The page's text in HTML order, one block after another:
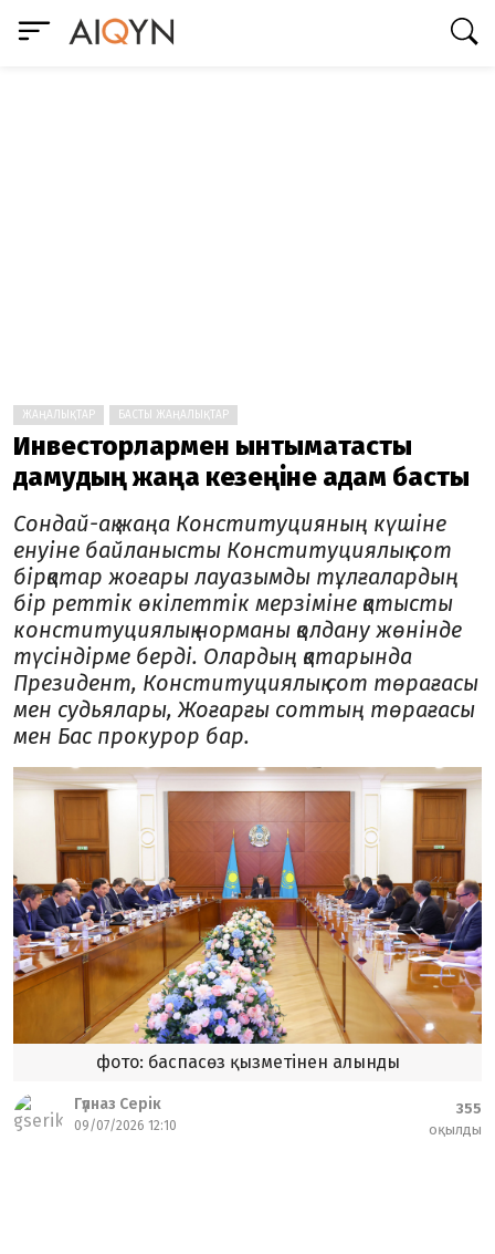
ЖАҢАЛЫҚТАР БАСТЫ ЖАҢАЛЫҚТАР
Инвесторлармен ынтымақтастық
дамудың жаңа кезеңіне қадам басты
Сондай-ақ жаңа Конституцияның күшіне
енуіне байланысты Конституциялық сот
бірқатар жоғары лауазымды тұлғалардың
бір реттік өкілеттік мерзіміне қатысты
конституциялық норманы қолдану жөнінде
түсіндірме берді. Олардың қатарында
Президент, Конституциялық сот төрағасы
мен судьялары, Жоғарғы соттың төрағасы
мен Бас прокурор бар.
фото: баспасөз қызметінен алынды
Гүлназ Серік
09/07/2026 12:10
355
оқылды